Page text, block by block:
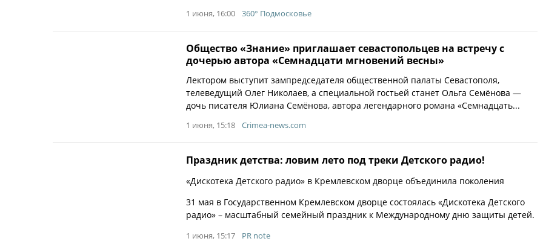
1 июня, 16:00 360° Подмосковье
Общество «Знание» приглашает севастопольцев на встречу с
дочерью автора «Семнадцати мгновений весны»
Лектором выступит зампредседателя общественной палаты Севастополя,
телеведущий Олег Николаев, а специальной гостьей станет Ольга Семёнова —
дочь писателя Юлиана Семёнова, автора легендарного романа «Семнадцать...
1 июня, 15:18 Crimea-news.com
Праздник детства: ловим лето под треки Детского радио!
«Дискотека Детского радио» в Кремлевском дворце объединила поколения
31 мая в Государственном Кремлевском дворце состоялась «Дискотека Детского
радио» – масштабный семейный праздник к Международному дню защиты детей.
1 июня, 15:17 PR note